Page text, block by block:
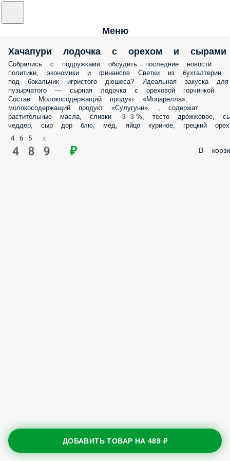
Меню
Хачапури лодочка с орехом и
сырами
Собрались с подружками обсудить последние новости политики,
экономики и финансов Светки из бухгалтерии под бокальчик
игристого дюшеса? Идеальная закуска для пузырчатого — сырная
лодочка с ореховой горчинкой. Состав Молокосодержащий продукт
«Моцарелла», молокосодержащий продукт «Сулугуни», , содержат
растительные масла, сливки 33%, тесто дрожжевое, сыр чеддер, сыр
дор блю, мёд, яйцо куриное, грецкий орех.
465 г.
489 ₽ В
ДОБАВИТЬ ТОВАР НА489 ₽